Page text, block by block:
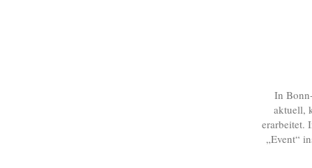
In
aktuell,
erarbeitet.
„Event“